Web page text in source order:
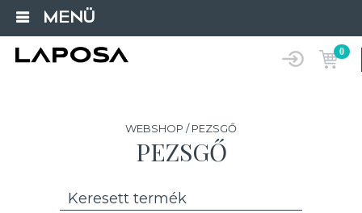
MENÜ
0
WEBSHOP / PEZSGŐ
PEZSGŐ